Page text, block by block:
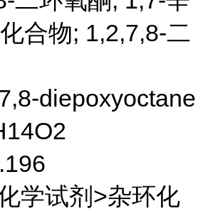
合物; 1,2,7,8-二
diepoxyoctane
学试剂>杂环化